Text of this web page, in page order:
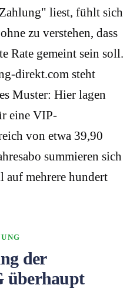
liest, fühlt sich
zu verstehen, dass
Rate gemeint sein soll.
direkt.com steht
Muster: Hier lagen
eine VIP-
von etwa 39,90
summieren sich
auf mehrere hundert
der
überhaupt